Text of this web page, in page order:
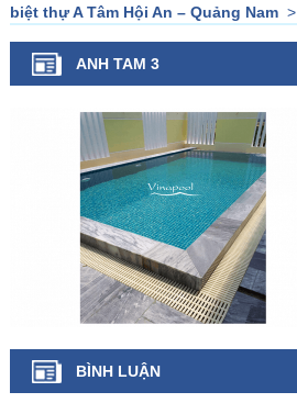
biệt thự A Tâm Hội An – Quảng Nam>
ANH TAM 3
BÌNH LUẬN